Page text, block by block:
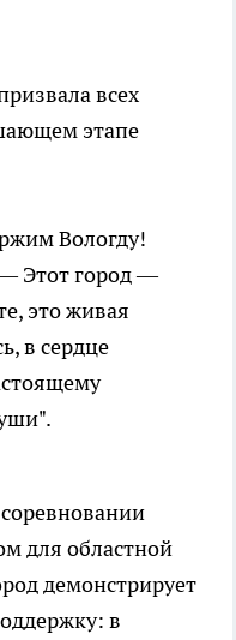
всех
этапе
Вологду!
Этот город —
это живая
в сердце
для областной
демонстрирует
в